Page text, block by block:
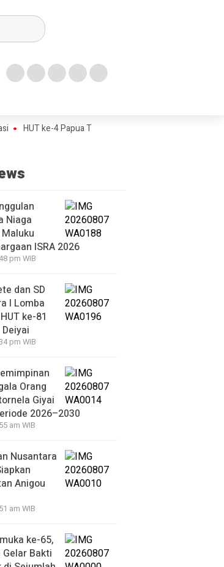
ke-4 Papua Tengah Jadi Titik Awal Program BANGKIT
Niaga
ISRA 2026
pm WIB
dan SD
I Lomba
ke-81
pm WIB
Orang
Giyai
2026–2030
am WIB
Nusantara
Anigou
am WIB
ke-65,
Bakti